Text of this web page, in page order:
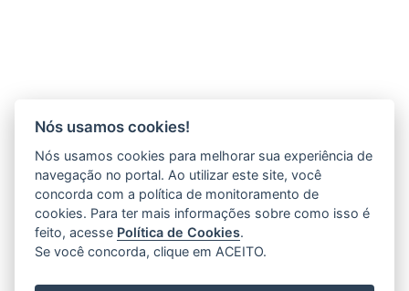
Nós usamos cookies!
Nós usamos cookies para melhorar sua experiência de
navegação no portal. Ao utilizar este site, você
concorda com a política de monitoramento de
cookies. Para ter mais informações sobre como isso é
feito, acesse Política de Cookies.
Se você concorda, clique em ACEITO.